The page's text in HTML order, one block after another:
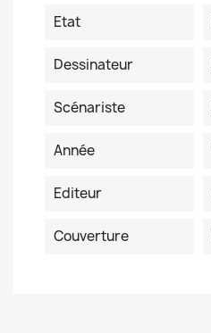
Etat
Dessinateur
Scénariste
Année
Editeur
Couverture